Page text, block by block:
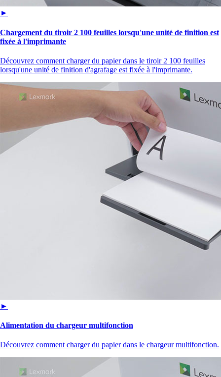
►
Chargement du tiroir 2 100 feuilles lorsqu'une unité de finition est
fixée à l'imprimante
Découvrez comment charger du papier dans le tiroir 2 100 feuilles
lorsqu'une unité de finition d'agrafage est fixée à l'imprimante.
►
Alimentation du chargeur multifonction
Découvrez comment charger du papier dans le chargeur multifonction.